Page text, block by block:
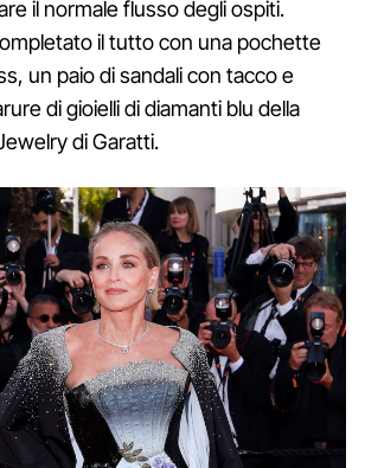
il normale flusso degli ospiti.
il tutto con una pochette
un paio di sandali con tacco e
di gioielli di diamanti blu della
di Garatti.